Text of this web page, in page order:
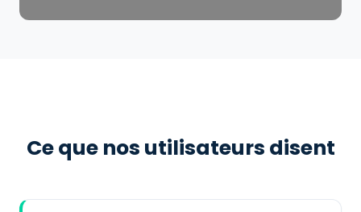
Ce que nos utilisateurs disent